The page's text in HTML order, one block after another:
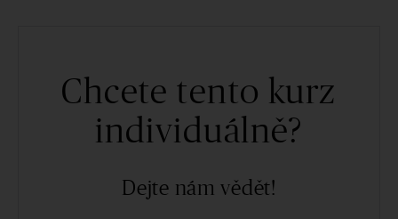
Chcete tento kurz
individuálně?
Dejte nám vědět!